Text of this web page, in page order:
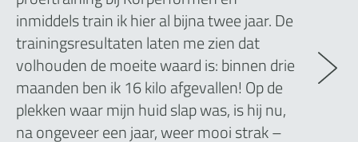
inmiddels train ik hier al bijna twee jaar. De
trainingsresultaten laten me zien dat
volhouden de moeite waard is: binnen drie
maanden ben ik 16 kilo afgevallen! Op de
plekken waar mijn huid slap was, is hij nu,
na ongeveer een jaar, weer mooi strak –